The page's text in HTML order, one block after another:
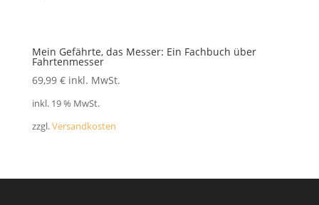
Mein Gefährte, das Messer: Ein Fachbuch über
Fahrtenmesser
69,99 € inkl. MwSt.
inkl. 19 % MwSt.
zzgl.Versandkosten